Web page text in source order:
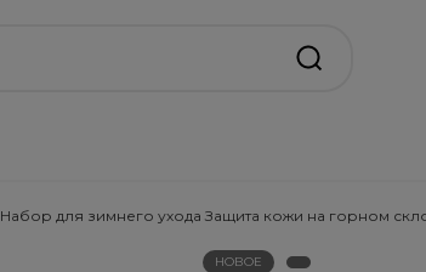
Набор для зимнего ухода Защита кожи на горном
НОВОЕ